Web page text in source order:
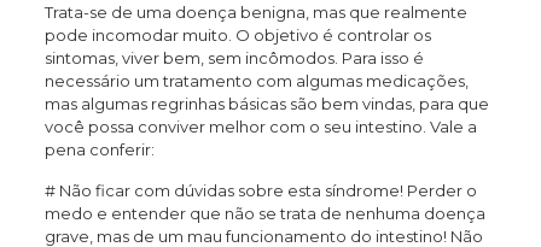
Trata-se de uma doença benigna, mas que realmente
pode incomodar muito. O objetivo é controlar os
sintomas, viver bem, sem incômodos. Para isso é
necessário um tratamento com algumas medicações,
mas algumas regrinhas básicas são bem vindas, para que
você possa conviver melhor com o seu intestino. Vale a
pena conferir:
# Não ficar com dúvidas sobre esta síndrome! Perder o
medo e entender que não se trata de nenhuma doença
grave, mas de um mau funcionamento do intestino! Não